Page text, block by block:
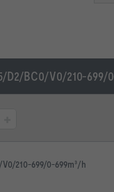
D2/BC0/V0/210-699/
210-699/0-699m³/h